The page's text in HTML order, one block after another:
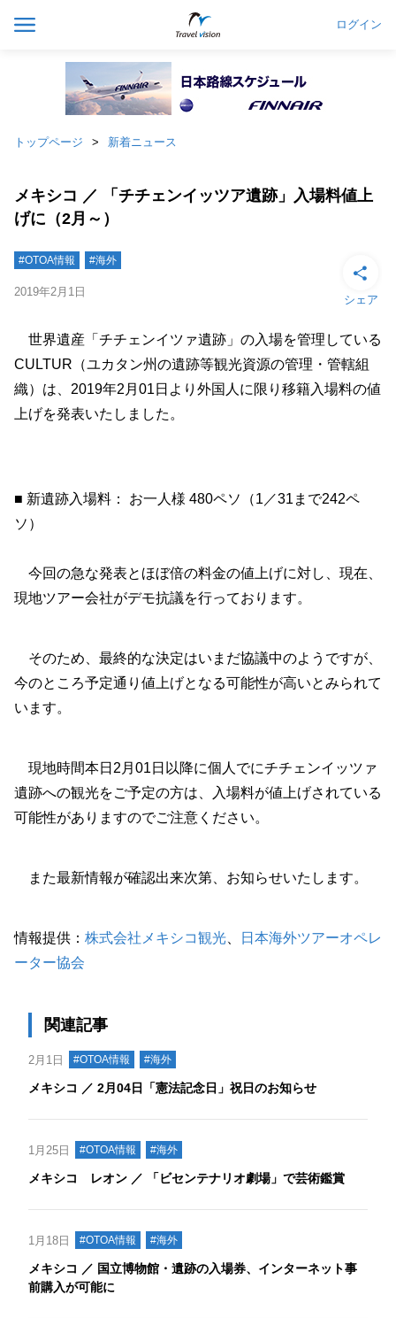
ログイン
トップページ 新着ニュース
メキシコ ／ 「チチェンイッツア遺跡」入場料値上
げに（2月～）
#OTOA情報 #海外
2019年2月1日
シェア
世界遺産「チチェンイツァ遺跡」の入場を管理している
CULTUR（ユカタン州の遺跡等観光資源の管理・管轄組
織）は、2019年2月01日より外国人に限り移籍入場料の値
上げを発表いたしました。
■ 新遺跡入場料： お一人様 480ペソ（1／31まで242ペ
ソ）
今回の急な発表とほぼ倍の料金の値上げに対し、現在、
現地ツアー会社がデモ抗議を行っております。
そのため、最終的な決定はいまだ協議中のようですが、
今のところ予定通り値上げとなる可能性が高いとみられて
います。
現地時間本日2月01日以降に個人でにチチェンイッツァ
遺跡への観光をご予定の方は、入場料が値上げされている
可能性がありますのでご注意ください。
また最新情報が確認出来次第、お知らせいたします。
情報提供： 株式会社メキシコ観光
日本海外ツアーオペレ
ーター協会
関連記事
2月1日 #OTOA情報 #海外
メキシコ ／ 2月04日「憲法記念日」祝日のお知らせ
1月25日 #OTOA情報 #海外
メキシコ レオン ／ 「ビセンテナリオ劇場」で芸術鑑賞
1月18日 #OTOA情報 #海外
メキシコ ／ 国立博物館・遺跡の入場券、インターネット事
前購入が可能に